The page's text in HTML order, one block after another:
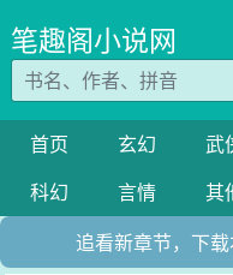
笔趣阁小说网
首页 玄幻 武
科幻
言情 其
追看新章节，下